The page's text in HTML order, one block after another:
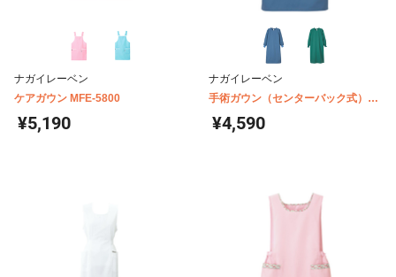
ナガイレーベン
ケアガウン MFE-5800
¥5,190
ナガイレーベン
手術ガウン（センターバック式）
BMC-8920
¥4,590